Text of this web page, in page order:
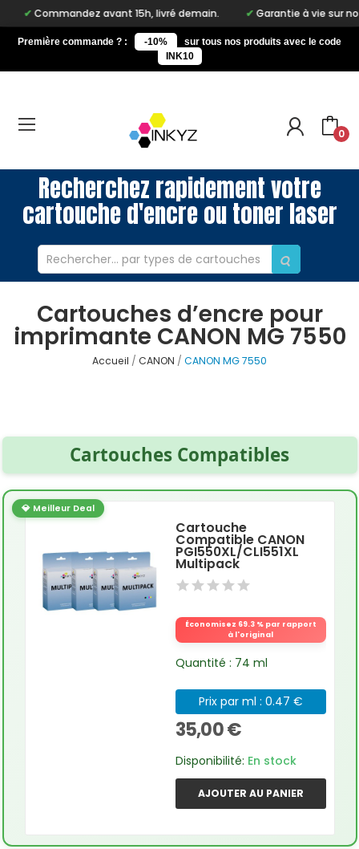
avant 15h, livré demain. Garantie à vie sur notre
Première commande ? : -10%
sur tous nos produits avec le code
INK10
0
Recherchez rapidement votre
cartouche d'encre ou toner laser
Cartouches d’encre pour
imprimante CANON MG 7550
Accueil CANON CANON MG 7550
Cartouches Compatibles
💎 Meilleur Deal
Cartouche
Compatible CANON
PGI550XL/CLI551XL
Multipack
Économisez 69.3 % par rapport
à l'original
Quantité : 74 ml
Prix par ml : 0.47 €
35,00 €
Disponibilité: En stock
AJOUTER AU PANIER